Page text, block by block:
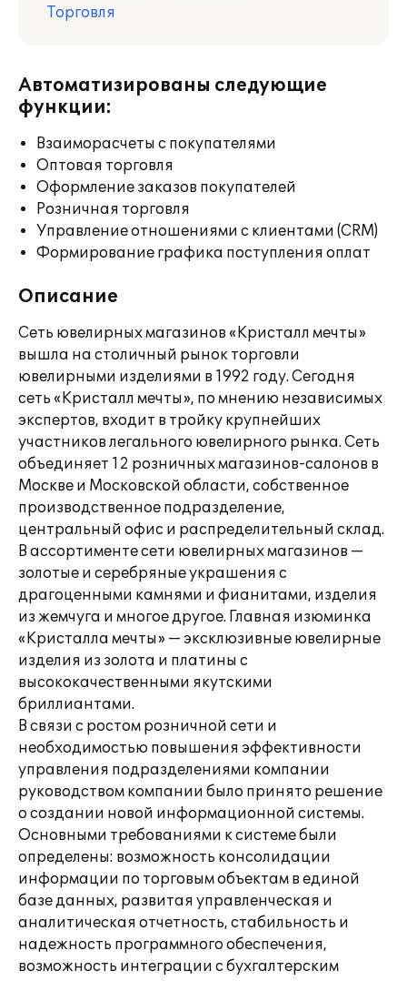
Торговля
Автоматизированы следующие
функции:
Взаиморасчеты с покупателями
Оптовая торговля
Оформление заказов покупателей
Розничная торговля
Управление отношениями с клиентами (CRM)
Формирование графика поступления оплат
Описание
Сеть ювелирных магазинов «Кристалл мечты»
вышла на столичный рынок торговли
ювелирными изделиями в 1992 году. Сегодня
сеть «Кристалл мечты», по мнению независимых
экспертов, входит в тройку крупнейших
участников легального ювелирного рынка. Сеть
объединяет 12 розничных магазинов-салонов в
Москве и Московской области, собственное
производственное подразделение,
центральный офис и распределительный склад.
В ассортименте сети ювелирных магазинов —
золотые и серебряные украшения с
драгоценными камнями и фианитами, изделия
из жемчуга и многое другое. Главная изюминка
«Кристалла мечты» — эксклюзивные ювелирные
изделия из золота и платины с
высококачественными якутскими
бриллиантами.
В связи с ростом розничной сети и
необходимостью повышения эффективности
управления подразделениями компании
руководством компании было принято решение
о создании новой информационной системы.
Основными требованиями к системе были
определены: возможность консолидации
информации по торговым объектам в единой
базе данных, развитая управленческая и
аналитическая отчетность, стабильность и
надежность программного обеспечения,
возможность интеграции с бухгалтерским